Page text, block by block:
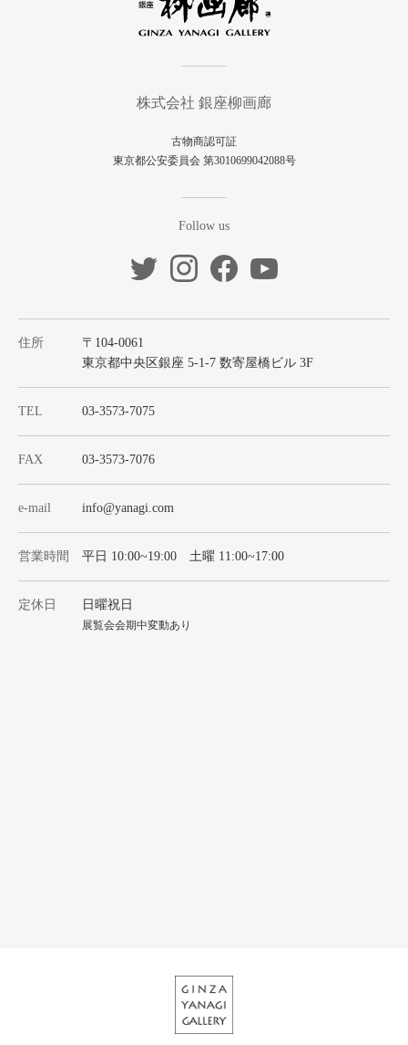
株式会社 銀座柳画廊
古物商認可証
東京都公安委員会 第3010699042088号
Follow us
住所
〒104-0061
東京都中央区銀座 5-1-7 数寄屋橋ビル 3F
TEL 03-3573-7075
FAX 03-3573-7076
e-mail info@yanagi.com
営業時間 平日 10:00~19:00 土曜 11:00~17:00
定休日 日曜祝日
展覧会会期中変動あり